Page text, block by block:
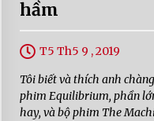
hầm
T5 Th5 9 , 2019
Tôi biết và thích anh
phim Equilibrium, phần
hay, và bộ phim The